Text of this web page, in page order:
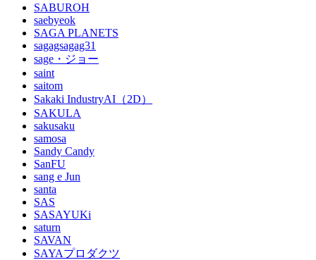
SABUROH
saebyeok
SAGA PLANETS
sagagsagag31
sage・ジョー
saint
saitom
Sakaki IndustryAI（2D）
SAKULA
sakusaku
samosa
Sandy Candy
SanFU
sang e Jun
santa
SAS
SASAYUKi
saturn
SAVAN
SAYAプロダクツ